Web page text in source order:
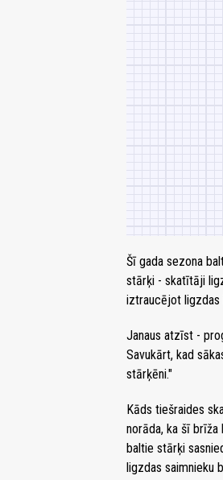
Šī gada sezona
stārķi - skatītāji
iztraucējot ligzdas
Janaus atzīst -
Savukārt, kad
stārķēni."
Kāds tiešraides
norāda, ka šī
baltie stārķi
ligzdas saimnieku